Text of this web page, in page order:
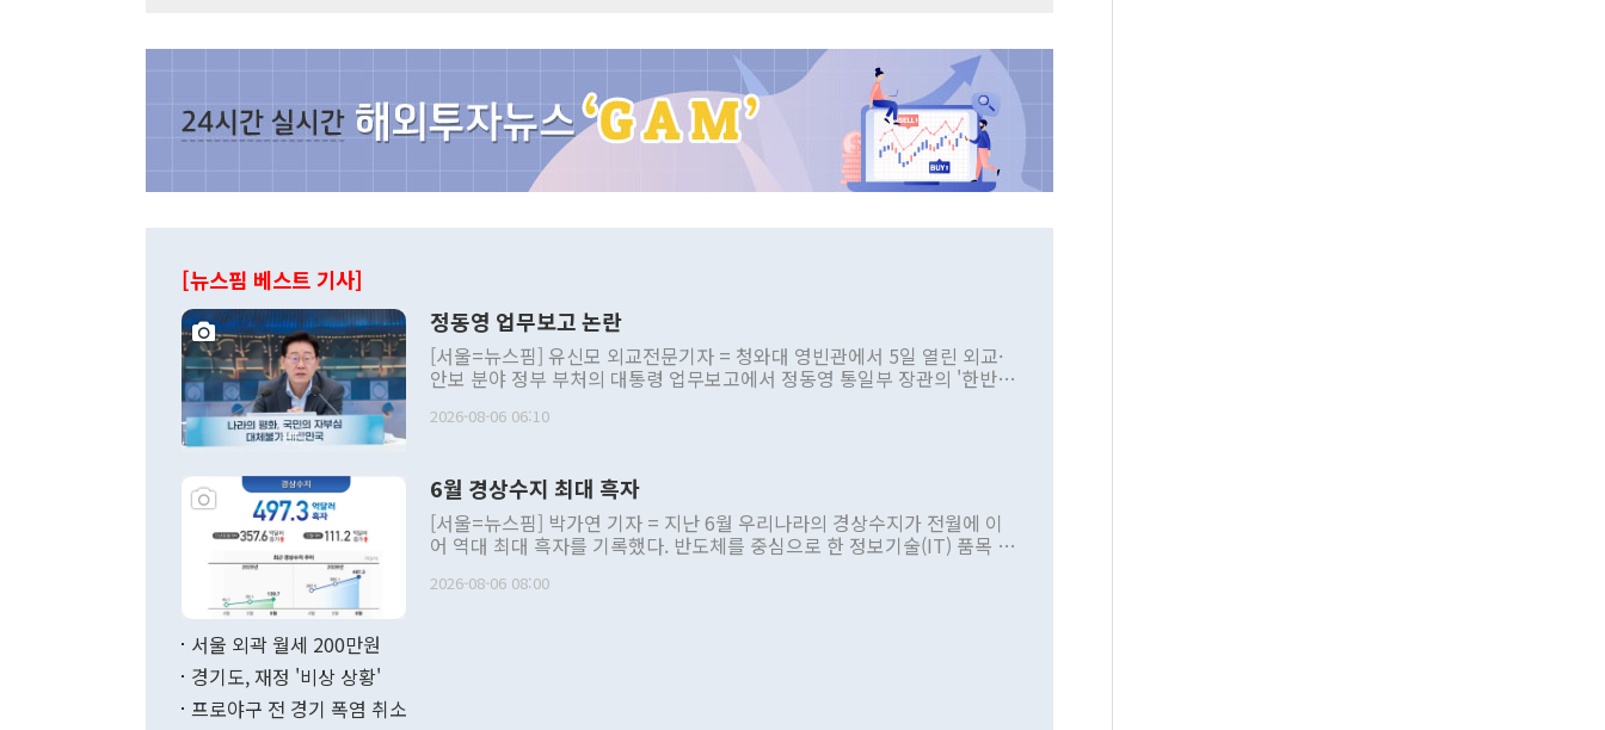
[뉴스핌 베스트 기사]
정동영 업무보고 논란
[서울=뉴스핌] 유신모 외교전문기자 = 청와대 영빈관에서 5일 열린 외교·
안보 분야 정부 부처의 대통령 업무보고에서 정동영 통일부 장관의 '한반도
발언 중에는 정부 내 조율을 거치지 않은 사안을 정책으로 추진하겠다고 공
주의적 희망에 근거한 비현실적 구상'이라는 비판을 내놨다. 그동안 정 장
관의 대북 정책 관련 발언이 물의를 빚은 적은 여러 번 있지만 대통령과 유
관 부처 장관이 공개적으로 부정적 입장을 표명한 것은 이례적이다. 정 장
관의 무리한 대북 접근법과 월권을 제어해야 한다는 목소리도 높아지고 있
다. [정동영 통일부 장관이 지난달 23일 오후 서울 종로구 정부서울청사에
2026-08-06 06:10
6월 경상수지 최대 흑자
[서울=뉴스핌] 박가연 기자 = 지난 6월 우리나라의 경상수지가 전월에 이
어 역대 최대 흑자를 기록했다. 반도체를 중심으로 한 정보기술(IT) 품목 수
료=한국은행] 한국은행이 6일 발표한 '2026년 6월 국제수지(잠정)'에 따르
2026-08-06 08:00
서울 외곽 월세 200만원
경기도, 재정 '비상 상황'
프로야구 전 경기 폭염 취소